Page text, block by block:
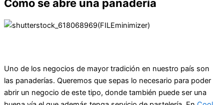
Cómo se abre una panadería
Uno de los negocios de mayor tradición en nuestro país son
las panaderías. Queremos que sepas lo necesario para poder
abrir un negocio de este tipo, donde también puede ser una